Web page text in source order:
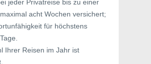
jeder Privatreise bis zu einer
acht Wochen versichert;
für höchstens
Ihrer Reisen im Jahr ist